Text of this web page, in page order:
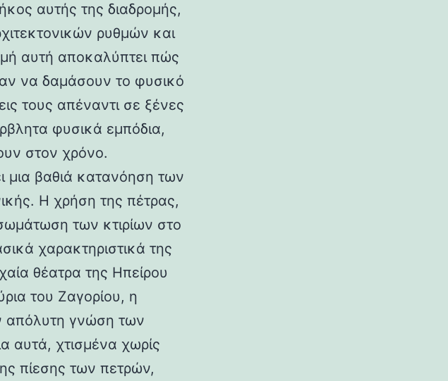
αυτής της διαδρομής,
ρυθμών και
αυτή αποκαλύπτει πώς
να δαμάσουν το φυσικό
τους απέναντι σε ξένες
φυσικά εμπόδια,
στον χρόνο.
μια βαθιά κατανόηση των
Η χρήση της πέτρας,
των κτιρίων στο
χαρακτηριστικά της
θέατρα της Ηπείρου
του Ζαγορίου, η
απόλυτη γνώση των
αυτά, χτισμένα χωρίς
πίεσης των πετρών,